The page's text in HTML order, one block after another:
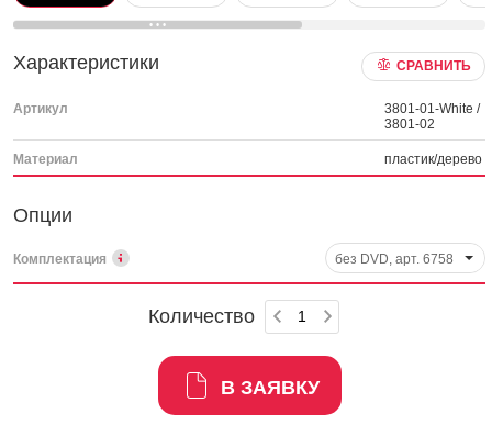
Характеристики СРАВНИТЬ
Артикул
3801-01-White /
3801-02
Материал пластик/дерево
Опции
Комплектация без DVD, арт. 6758
Количество
В ЗАЯВКУ